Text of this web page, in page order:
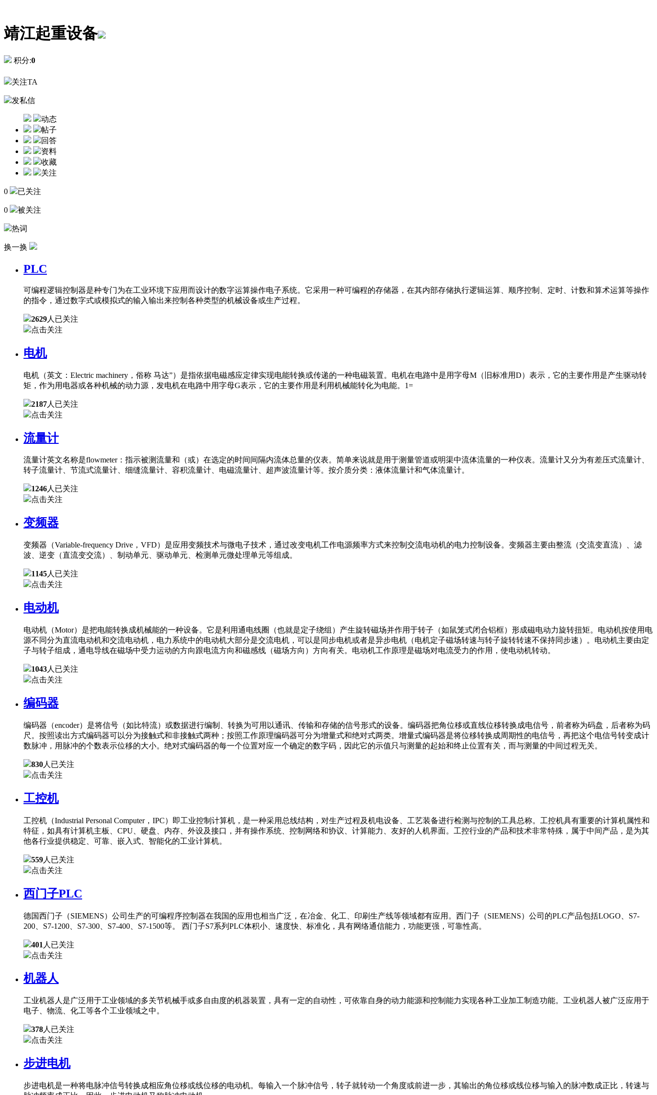
靖江起重设备
积分:0
关注TA
发私信
动态
帖子
回答
资料
收藏
关注
0 已关注
0 被关注
热词
换一换
PLC
可编程逻辑控制器是种专门为在工业环境下应用而设计的数字运算操作电子系统。它采用一种可编程的存储器，在其内部存储执行逻辑运算、顺序控制、定时、计数和算术运算等操作
的指令，通过数字式或模拟式的输入输出来控制各种类型的机械设备或生产过程。
2629人已关注
点击关注
电机
电机（英文：Electric machinery，俗称 马达”）是指依据电磁感应定律实现电能转换或传递的一种电磁装置。电机在电路中是用字母M（旧标准用D）表示，它的主要作用是产生驱动转
矩，作为用电器或各种机械的动力源，发电机在电路中用字母G表示，它的主要作用是利用机械能转化为电能。1=
2187人已关注
点击关注
流量计
流量计英文名称是flowmeter：指示被测流量和（或）在选定的时间间隔内流体总量的仪表。简单来说就是用于测量管道或明渠中流体流量的一种仪表。流量计又分为有差压式流量计、
转子流量计、节流式流量计、细缝流量计、容积流量计、电磁流量计、超声波流量计等。按介质分类：液体流量计和气体流量计。
1246人已关注
点击关注
变频器
变频器（Variable-frequency Drive，VFD）是应用变频技术与微电子技术，通过改变电机工作电源频率方式来控制交流电动机的电力控制设备。变频器主要由整流（交流变直流）、滤
波、逆变（直流变交流）、制动单元、驱动单元、检测单元微处理单元等组成。
1145人已关注
点击关注
电动机
电动机（Motor）是把电能转换成机械能的一种设备。它是利用通电线圈（也就是定子绕组）产生旋转磁场并作用于转子（如鼠笼式闭合铝框）形成磁电动力旋转扭矩。电动机按使用电
源不同分为直流电动机和交流电动机，电力系统中的电动机大部分是交流电机，可以是同步电机或者是异步电机（电机定子磁场转速与转子旋转转速不保持同步速）。电动机主要由定
子与转子组成，通电导线在磁场中受力运动的方向跟电流方向和磁感线（磁场方向）方向有关。电动机工作原理是磁场对电流受力的作用，使电动机转动。
1043人已关注
点击关注
编码器
编码器（encoder）是将信号（如比特流）或数据进行编制、转换为可用以通讯、传输和存储的信号形式的设备。编码器把角位移或直线位移转换成电信号，前者称为码盘，后者称为码
尺。按照读出方式编码器可以分为接触式和非接触式两种；按照工作原理编码器可分为增量式和绝对式两类。增量式编码器是将位移转换成周期性的电信号，再把这个电信号转变成计
数脉冲，用脉冲的个数表示位移的大小。绝对式编码器的每一个位置对应一个确定的数字码，因此它的示值只与测量的起始和终止位置有关，而与测量的中间过程无关。
830人已关注
点击关注
工控机
工控机（Industrial Personal Computer，IPC）即工业控制计算机，是一种采用总线结构，对生产过程及机电设备、工艺装备进行检测与控制的工具总称。工控机具有重要的计算机属性和
特征，如具有计算机主板、CPU、硬盘、内存、外设及接口，并有操作系统、控制网络和协议、计算能力、友好的人机界面。工控行业的产品和技术非常特殊，属于中间产品，是为其
他各行业提供稳定、可靠、嵌入式、智能化的工业计算机。
559人已关注
点击关注
西门子PLC
德国西门子（SIEMENS）公司生产的可编程序控制器在我国的应用也相当广泛，在冶金、化工、印刷生产线等领域都有应用。西门子（SIEMENS）公司的PLC产品包括LOGO、S7-
200、S7-1200、S7-300、S7-400、S7-1500等。 西门子S7系列PLC体积小、速度快、标准化，具有网络通信能力，功能更强，可靠性高。
401 人已关注
点击关注
机器人
工业机器人是广泛用于工业领域的多关节机械手或多自由度的机器装置，具有一定的自动性，可依靠自身的动力能源和控制能力实现各种工业加工制造功能。工业机器人被广泛应用于
电子、物流、化工等各个工业领域之中。
378人已关注
点击关注
步进电机
步进电机是一种将电脉冲信号转换成相应角位移或线位移的电动机。每输入一个脉冲信号，转子就转动一个角度或前进一步，其输出的角位移或线位移与输入的脉冲数成正比，转速与